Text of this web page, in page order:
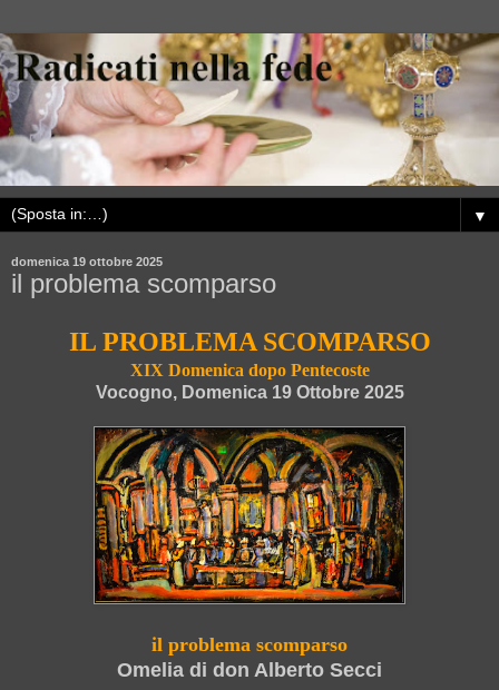
▼
domenica 19 ottobre 2025
il problema scomparso
IL PROBLEMA SCOMPARSO
XIX Domenica dopo Pentecoste
Vocogno, Domenica 19 Ottobre 2025
il problema scomparso
Omelia di don Alberto Secci